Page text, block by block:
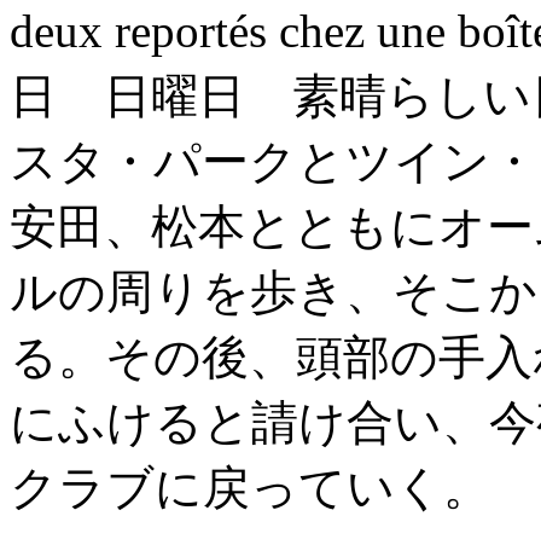
deux reportés chez une
日 日曜日 素晴らしい
スタ・パークとツイン
安田、松本とともにオ
ルの周りを歩き、そこ
る。その後、頭部の手
にふけると請け合い、
クラブに戻っていく。